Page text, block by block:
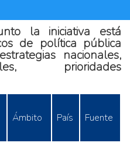
la iniciativa está
de política pública
nacionales,
prioridades
Ámbito País Fuente